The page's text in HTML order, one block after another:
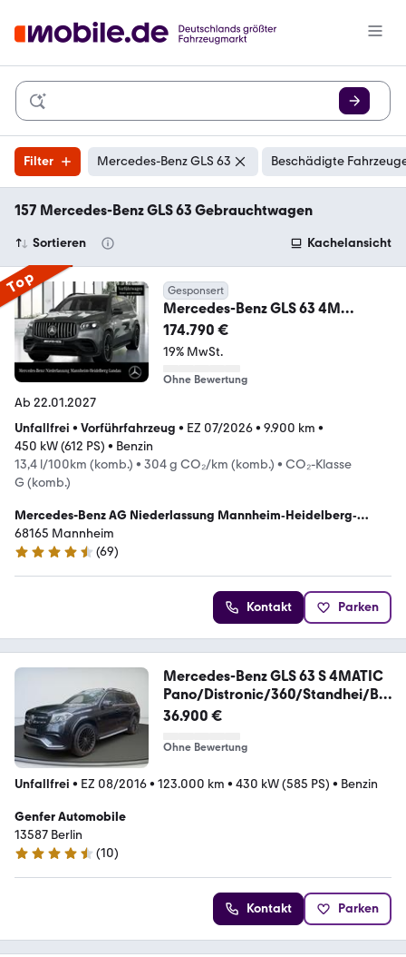
Filter Mercedes-Benz GLS 63 Beschädigte
157 Mercedes-Benz GLS 63 Gebrauchtwagen
Sortieren Kachelansicht
Top Gesponsert
Mercedes-Benz GLS 63 4M
NIGHT+PANO+360+AHK+MULTIBE
AM+STHZG+HUD
174.790 €
19% MwSt.
Ohne Bewertung
Ab 22.01.2027
Unfallfrei • Vorführfahrzeug • EZ 07/2026• 9.900 km •
450 kW (612 PS) • Benzin
13,4 l/100km (komb.) • 304 g CO₂/km (komb.) • CO₂-Klasse
G (komb.)
Mercedes-Benz AG Niederlassung Mannheim‐Heidelberg‐
Landau
68165 Mannheim
4.7 Sterne
(69)
Kontakt Parken
Mercedes-Benz GLS 63 S 4MATIC
Pano/Distronic/360/Standhei/B&
O
36.900 €
Ohne Bewertung
Unfallfrei • EZ 08/2016• 123.000 km • 430 kW (585 PS) • Benzin
Genfer Automobile
13587 Berlin
4.4 Sterne
(10)
Kontakt Parken